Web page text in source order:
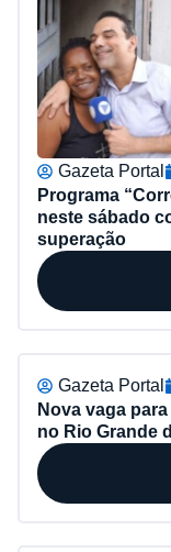
Gazeta Portal
Programa
neste sábado
superação
Gazeta Portal
Nova vaga
no Rio Grande